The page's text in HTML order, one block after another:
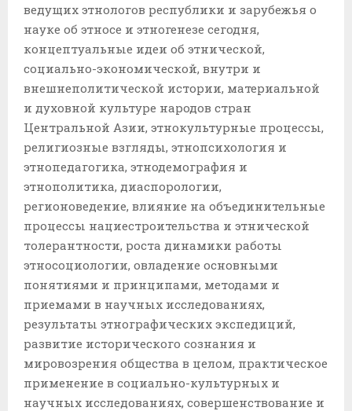
ведущих этнологов республики и зарубежья о
науке об этносе и этногенезе сегодня,
концептуальные идеи об этнической,
социально-экономической, внутри и
внешнеполитической истории, материальной
и духовной культуре народов стран
Центральной Азии, этнокультурные процессы,
религиозные взгляды, этнопсихология и
этнопедагогика, этнодемография и
этнополитика, диаспорологии,
регионоведение, влияние на объединительные
процессы нациестроительства и этнической
толерантности, роста динамики работы
этносоциологии, овладение основными
понятиями и принципами, методами и
приемами в научных исследованиях,
результаты этнографических экспедиций,
развитие исторического сознания и
мировозрения общества в целом, практическое
применение в социально-культурных и
научных исследованиях, совершенствование и